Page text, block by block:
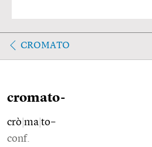
CROMATO
cromato-
crò ma to–
conf.